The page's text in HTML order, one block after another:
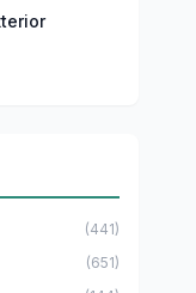
(441)
(651)